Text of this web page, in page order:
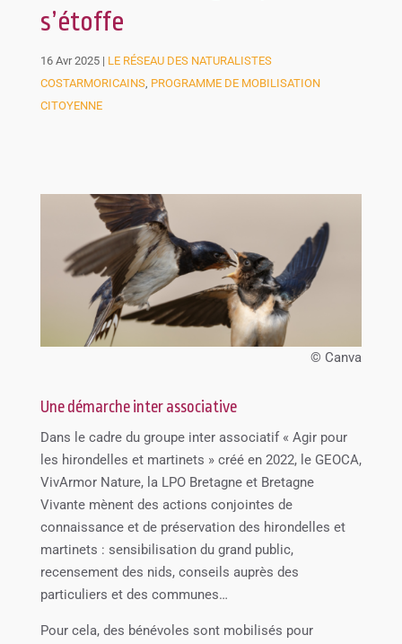
s’étoffe
16 Avr 2025| LE RÉSEAU DES NATURALISTES
COSTARMORICAINS, PROGRAMME DE MOBILISATION
CITOYENNE
© Canva
Une démarche inter associative
Dans le cadre du groupe inter associatif « Agir pour
les hirondelles et martinets » créé en 2022, le GEOCA,
VivArmor Nature, la LPO Bretagne et Bretagne
Vivante mènent des actions conjointes de
connaissance et de préservation des hirondelles et
martinets : sensibilisation du grand public,
recensement des nids, conseils auprès des
particuliers et des communes…
Pour cela, des bénévoles sont mobilisés pour